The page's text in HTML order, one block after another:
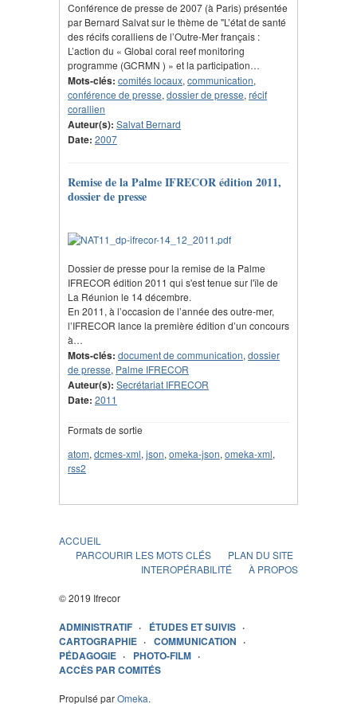
Conférence de presse de 2007 (à Paris) présentée
par Bernard Salvat sur le thème de "L’état de santé
des récifs coralliens de l’Outre-Mer français :
L’action du « Global coral reef monitoring
programme (GCRMN ) » et la participation…
Mots-clés: comités locaux, communication,
conférence de presse, dossier de presse, récif
corallien
Auteur(s): Salvat Bernard
Date: 2007
Remise de la Palme IFRECOR édition 2011,
dossier de presse
Dossier de presse pour la remise de la Palme
IFRECOR édition 2011 qui s'est tenue sur l'île de
La Réunion le 14 décembre.
En 2011, à l’occasion de l’année des outre-mer,
l’IFRECOR lance la première édition d’un concours
à…
Mots-clés: document de communication, dossier
de presse, Palme IFRECOR
Auteur(s): Secrétariat IFRECOR
Date: 2011
Formats de sortie
atom, dcmes-xml, json, omeka-json, omeka-xml,
rss2
ACCUEIL
PARCOURIR LES MOTS CLÉS
PLAN DU SITE
INTEROPÉRABILITÉ
À PROPOS
© 2019 Ifrecor
ADMINISTRATIF
ÉTUDES ET SUIVIS
CARTOGRAPHIE
COMMUNICATION
PÉDAGOGIE
PHOTO-FILM
ACCÈS PAR COMITÉS
Propulsé parOmeka.